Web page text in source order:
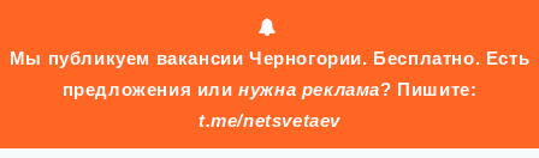
Мы публикуем вакансии Черногории. Бесплатно. Есть
предложения илинужна реклама? Пишите:
t.me/netsvetaev